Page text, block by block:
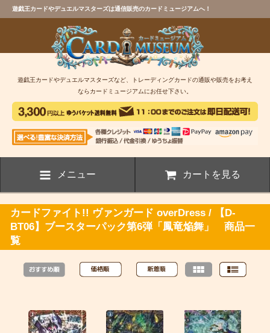
遊戯王カードやデュエルマスターズは通信販売のカードミュージアムへ！
遊戯王カードやデュエルマスターズなど、トレーディングカードの通販や販売をお考え
ならカードミュージアムにお任せ下さい。
メニュー カートを見る
カードファイト!! ヴァンガード overDress / 【D-
BT06】ブースターパック第6弾「鳳竜焔舞」 商品一
覧